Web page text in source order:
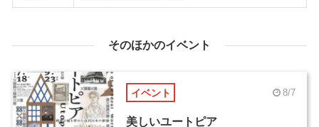
そのほかのイベント
イベント 8/7
美しいユートピア